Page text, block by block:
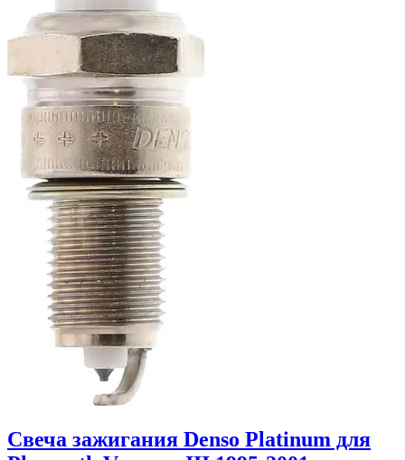
Свеча зажигания Denso Platinum для